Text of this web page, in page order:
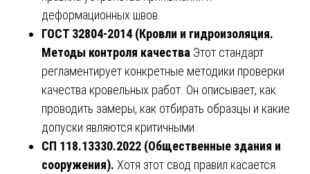
деформационных швов.
ГОСТ 32804-2014 (Кровли и гидроизоляция.
Методы контроля качества Этот стандарт
регламентирует конкретные методики проверки
качества кровельных работ. Он описывает, как
проводить замеры, как отбирать образцы и какие
допуски являются критичными.
СП 118.13330.2022 (Общественные здания и
сооружения). Хотя этот свод правил касается